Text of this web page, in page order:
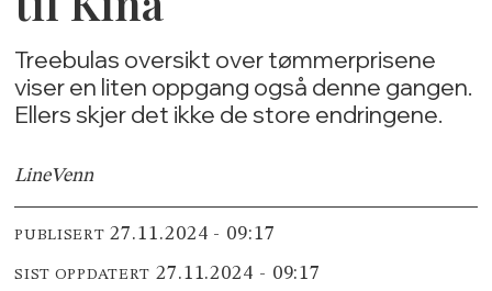
Treebulas oversikt over tømmerprisene
viser en liten oppgang også denne gangen.
Ellers skjer det ikke de store endringene.
LineVenn
PUBLISERT 27.11.2024 - 09:17
SIST OPPDATERT 27.11.2024 - 09:17